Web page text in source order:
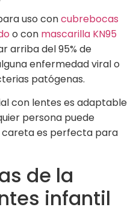
uso concubrebocas
o con mascarilla KN95
arriba del 95% de
enfermedad viral o
patógenas.
con lentes es adaptable
persona puede
careta es perfecta para
de la
infantil